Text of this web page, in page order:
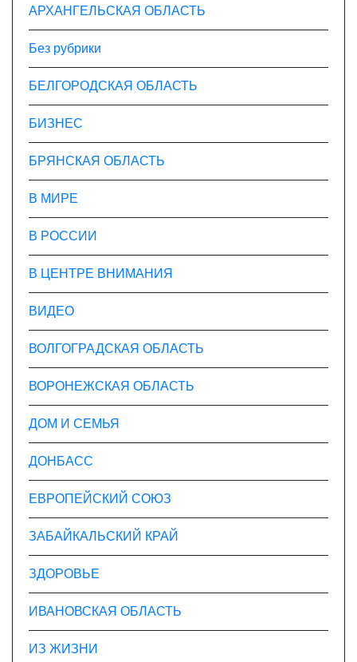
АРХАНГЕЛЬСКАЯ ОБЛАСТЬ
Без рубрики
БЕЛГОРОДСКАЯ ОБЛАСТЬ
БИЗНЕС
БРЯНСКАЯ ОБЛАСТЬ
В МИРЕ
В РОССИИ
В ЦЕНТРЕ ВНИМАНИЯ
ВИДЕО
ВОЛГОГРАДСКАЯ ОБЛАСТЬ
ВОРОНЕЖСКАЯ ОБЛАСТЬ
ДОМ И СЕМЬЯ
ДОНБАСС
ЕВРОПЕЙСКИЙ СОЮЗ
ЗАБАЙКАЛЬСКИЙ КРАЙ
ЗДОРОВЬЕ
ИВАНОВСКАЯ ОБЛАСТЬ
ИЗ ЖИЗНИ